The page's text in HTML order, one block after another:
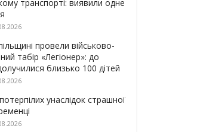
транспорті: виявили одне
провели військово-
табір «Легіонер»: до
близько 100 дітей
унаслідок страшної